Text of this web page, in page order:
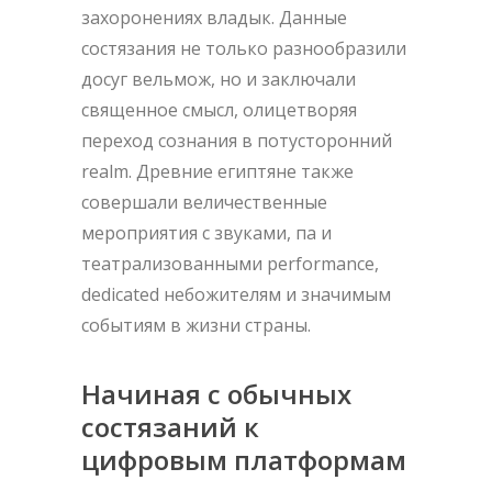
захоронениях владык. Данные
состязания не только разнообразили
досуг вельмож, но и заключали
священное смысл, олицетворяя
переход сознания в потусторонний
realm. Древние египтяне также
совершали величественные
мероприятия с звуками, па и
театрализованными performance,
dedicated небожителям и значимым
событиям в жизни страны.
Начиная с обычных
состязаний к
цифровым платформам